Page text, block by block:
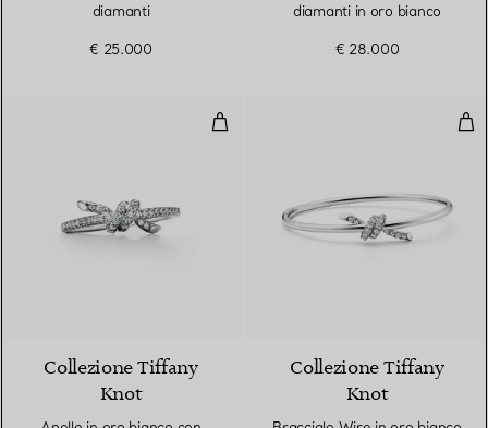
diamanti
€ 25.000
diamanti in oro bianco
€ 28.000
Anello in oro bianco con diamanti
Collezione Tiffany
Knot
Collezione Tiffany
Knot